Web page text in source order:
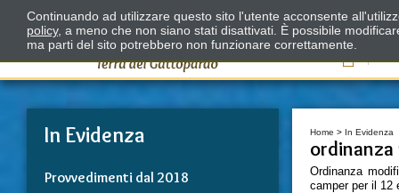
Il
In Evidenza
Provvedimenti dal 2018
Home > In Evidenza
Ordinanza
camper per il 12
Continuando ad utilizzare questo sito l'utente acconsente
policy, a meno che non siano stati disattivati. È possibile
ma parti del sito potrebbero non funzionare correttamente.